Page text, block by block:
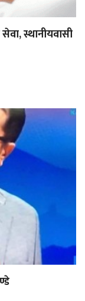
स्थानीयवासी